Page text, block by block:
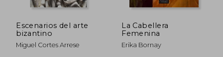
Escenarios del arte
bizantino
Miguel Cortes Arrese
La Cabellera
Femenina
Erika Bornay